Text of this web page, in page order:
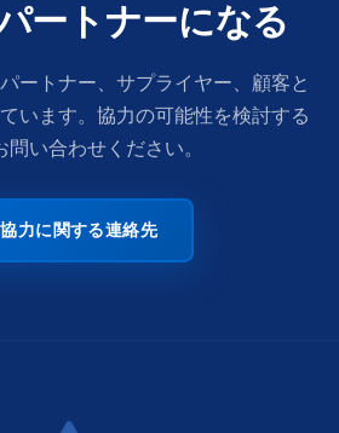
ートナーになる
ートナー、サプライヤー、顧客と
います。協力の可能性を検討する
問い合わせください。
協力に関する連絡先